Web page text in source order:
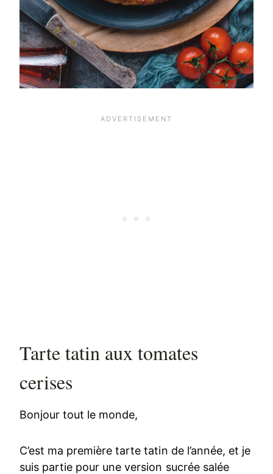
Tarte tatin aux tomates
cerises
Bonjour tout le monde,
C’est ma première tarte tatin de l’année, et je
suis partie pour une version sucrée salée